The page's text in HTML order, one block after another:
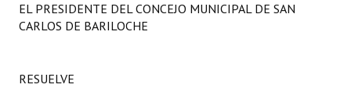
Registros y Distinciones
Premio al Mérito - Registro
EL PRESIDENTE DEL CONCEJO MUNICIPAL DE SAN
CARLOS DE BARILOCHE
RESUELVE